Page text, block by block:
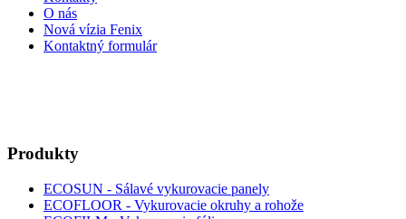
O nás
Nová vízia Fenix
Kontaktný formulár
Produkty
ECOSUN - Sálavé vykurovacie panely
ECOFLOOR - Vykurovacie okruhy a rohože